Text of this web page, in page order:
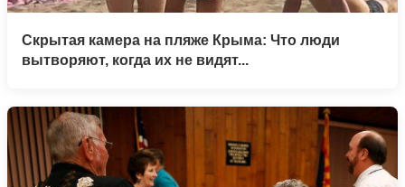
Скрытая камера на пляже Крыма: Что люди
вытворяют, когда их не видят...